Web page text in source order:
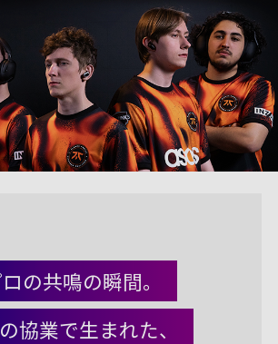
の共鳴の瞬間。
協業で生まれた、